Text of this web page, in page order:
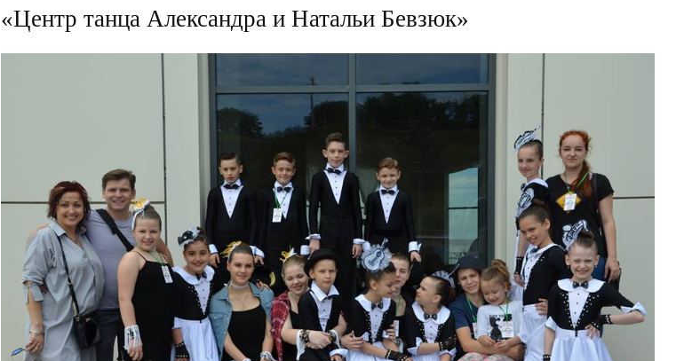
«Центр танца Александра и Натальи Бевзюк»